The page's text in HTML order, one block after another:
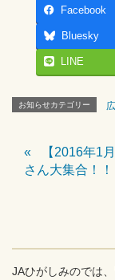
Facebook
Bluesky
LINE
お知らせカテゴリー
【2016年1
さん大集合！！
JAひがしみのでは